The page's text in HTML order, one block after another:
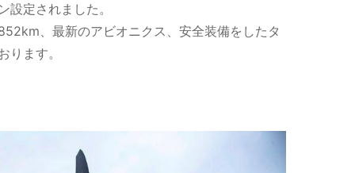
定されました。
、最新のアビオニクス、安全装備をしたタ
ます。